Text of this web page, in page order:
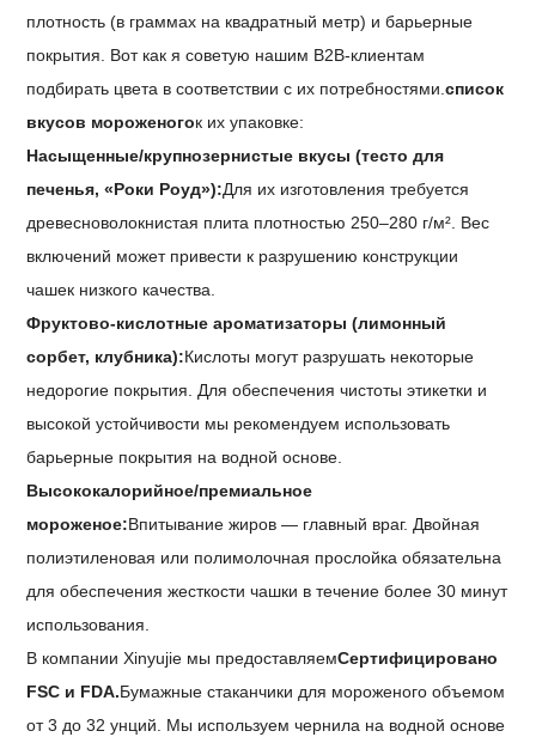
плотность (в граммах на квадратный метр) и барьерные
покрытия. Вот как я советую нашим B2B-клиентам
подбирать цвета в соответствии с их потребностями.список
вкусов мороженогок их упаковке:
Насыщенные/крупнозернистые вкусы (тесто для
печенья, «Роки Роуд»):Для их изготовления требуется
древесноволокнистая плита плотностью 250–280 г/м². Вес
включений может привести к разрушению конструкции
чашек низкого качества.
Фруктово-кислотные ароматизаторы (лимонный
сорбет, клубника):Кислоты могут разрушать некоторые
недорогие покрытия. Для обеспечения чистоты этикетки и
высокой устойчивости мы рекомендуем использовать
барьерные покрытия на водной основе.
Высококалорийное/премиальное
мороженое:Впитывание жиров — главный враг. Двойная
полиэтиленовая или полимолочная прослойка обязательна
для обеспечения жесткости чашки в течение более 30 минут
использования.
В компании Xinyujie мы предоставляемСертифицировано
FSC и FDA.Бумажные стаканчики для мороженого объемом
от 3 до 32 унций. Мы используем чернила на водной основе